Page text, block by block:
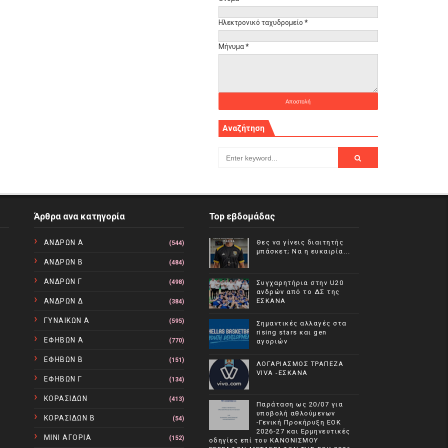
Ηλεκτρονικό ταχυδρομείο *
Μήνυμα*
Αναζήτηση
Άρθρα ανα κατηγορία
ΑΝΔΡΩΝ Α (544)
ΑΝΔΡΩΝ Β (484)
ΑΝΔΡΩΝ Γ (498)
ΑΝΔΡΩΝ Δ (384)
ΓΥΝΑΙΚΩΝ Α (595)
ΕΦΗΒΩΝ Α (770)
ΕΦΗΒΩΝ Β (151)
ΕΦΗΒΩΝ Γ (134)
ΚΟΡΑΣΙΔΩΝ (413)
ΚΟΡΑΣΙΔΩΝ Β (54)
ΜΙΝΙ ΑΓΟΡΙΑ (152)
Top εβδομάδας
Θες να γίνεις διαιτητής
μπάσκετ; Να η ευκαιρία...
Συγχαρητήρια στην U20
ανδρών από το ΔΣ της
ΕΣΚΑΝΑ
Σημαντικές αλλαγές στα
rising stars και gen
αγοριών
ΛΟΓΑΡΙΑΣΜΟΣ ΤΡΑΠΕΖΑ
VIVA -ΕΣΚΑΝΑ
Παράταση ως 20/07 για
υποβολή αθλούμενων
-Γενική Προκήρυξη ΕΟΚ
2026-27 και Ερμηνευτικές
οδηγίες επί του ΚΑΝΟΝΙΣΜΟΥ